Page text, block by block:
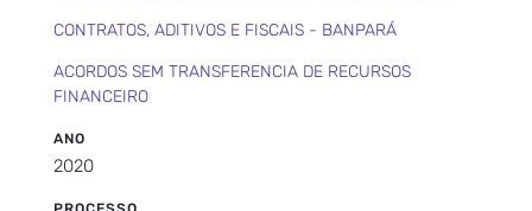
CONTRATOS, ADITIVOS E FISCAIS - BANPARÁ
ACORDOS SEM TRANSFERENCIA DE RECURSOS
FINANCEIRO
ANO
2020